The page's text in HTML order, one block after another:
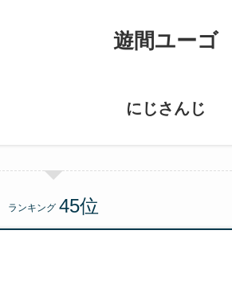
遊間ユーゴ
にじさんじ
ランキング